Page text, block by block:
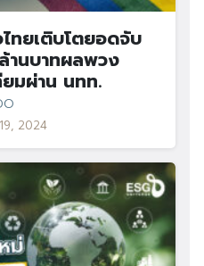
Search
ทยเติบโตยอดจับ
านบาทผลพวง
ยมผ่าน นทท.
2024